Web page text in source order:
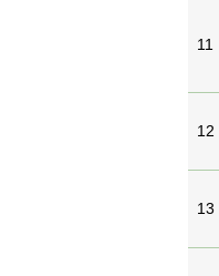
11
12
13